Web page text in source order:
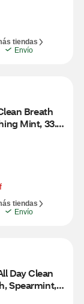
tiendas
Envío
Breath
Mint, 33.8
tiendas
Envío
Day Clean
Spearmint,